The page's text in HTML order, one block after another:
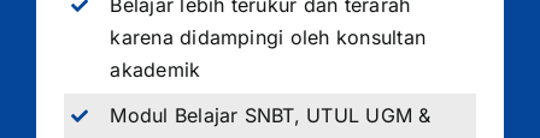
karena didampingi oleh konsultan
akademik
Modul Belajar SNBT, UTUL UGM &